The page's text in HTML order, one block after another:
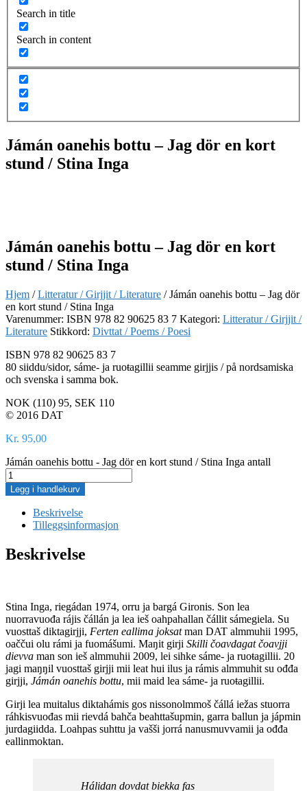
Search in title
Search in content
Jámán oanehis bottu – Jag dör en kort
stund / Stina Inga
Jámán oanehis bottu – Jag dör en kort
stund / Stina Inga
Hjem /Litteratur / Girjjit / Literature / Jámán oanehis bottu – Jag dör
en kort stund / Stina Inga
Varenummer: ISBN 978 82 90625 83 7 Kategori: Litteratur / Girjjit /
Literature Stikkord: Divttat / Poems / Poesi
ISBN 978 82 90625 83 7
80 siiddu/sidor, sáme- ja ruoŧagillii seamme girjjis / på nordsamiska
och svenska i samma bok.
NOK (110) 95, SEK 110
© 2016 DAT
Kr 95,00
Jámán oanehis bottu - Jag dör en kort stund / Stina Inga antall
Legg i handlekurv
Beskrivelse
Tilleggsinformasjon
Beskrivelse
Stina Inga, riegádan 1974, orru ja bargá Gironis. Son lea
nuorravuođa rájis čállán ja lea ieš oahpahallan čállit sámegiela. Su
vuosttaš diktagirjji, Ferten eallima joksatman DAT almmuhii 1995,
oaččui olu rámi ja fuomášumi. Maŋit girji Skilli čoavdagat čoavjji
dievva man son ieš almmuhii 2009, lei sihke sáme- ja ruoŧagillii. 20
jagi maŋŋil vuosttaš girjji mii leat hui ilus ja rámis almmuhit su ođđa
girjji, Jámán oanehis bottu, mii maid lea sáme- ja ruoŧagillii.
Girji lea muitalus diktahámis gos nissonolmmoš čállá iežas stuorra
ráhkisvuođas mii rievdá bahča beahttašupmin, garra ballun ja jápmin
jurdagiidda. Loahpas suhttu ja vašši jorrá nanusmuvvamii ja ođđa
eallinmoktan.
Hálidan dovdat biekka fas